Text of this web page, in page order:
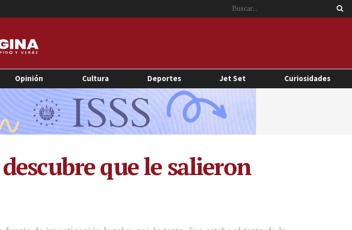
Opinión Cultura Deportes Jet Set Curiosidades
que le salieron